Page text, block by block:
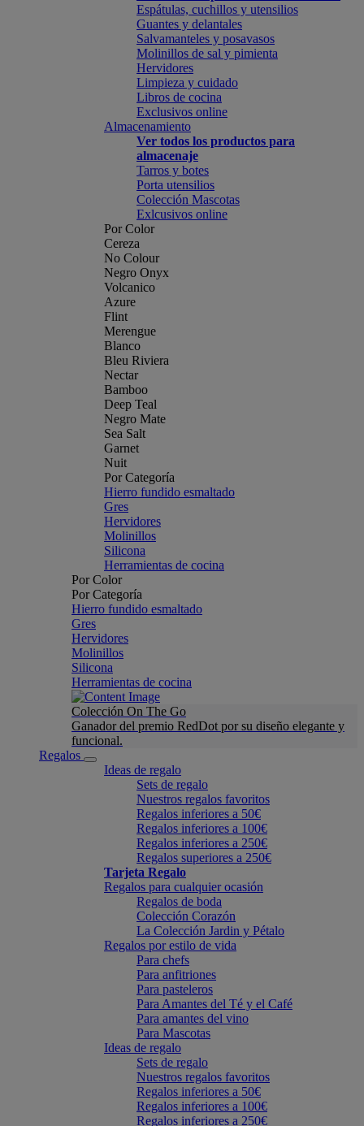
Espátulas, cuchillos y utensilios
Guantes y delantales
Salvamanteles y posavasos
Molinillos de sal y pimienta
Hervidores
Limpieza y cuidado
Libros de cocina
Exclusivos online
Almacenamiento
Ver todos los productos para
almacenaje
Tarros y botes
Porta utensilios
Colección Mascotas
Exlcusivos online
Por Color
Cereza
No Colour
Negro Onyx
Volcanico
Azure
Flint
Merengue
Blanco
Bleu Riviera
Nectar
Bamboo
Deep Teal
Negro Mate
Sea Salt
Garnet
Nuit
Por Categoría
Hierro fundido esmaltado
Gres
Hervidores
Molinillos
Silicona
Herramientas de cocina
Por Color
Por Categoría
Hierro fundido esmaltado
Gres
Hervidores
Molinillos
Silicona
Herramientas de cocina
Colección On The Go
Ganador del premio RedDot por su diseño elegante y
funcional.
Regalos
Ideas de regalo
Sets de regalo
Nuestros regalos favoritos
Regalos inferiores a 50€
Regalos inferiores a 100€
Regalos inferiores a 250€
Regalos superiores a 250€
Tarjeta Regalo
Regalos para cualquier ocasión
Regalos de boda
Colección Corazón
La Colección Jardin y Pétalo
Regalos por estilo de vida
Para chefs
Para anfitriones
Para pasteleros
Para Amantes del Té y el Café
Para amantes del vino
Para Mascotas
Ideas de regalo
Sets de regalo
Nuestros regalos favoritos
Regalos inferiores a 50€
Regalos inferiores a 100€
Regalos inferiores a 250€